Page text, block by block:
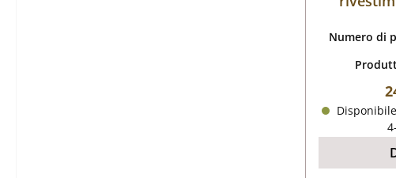
Numero di